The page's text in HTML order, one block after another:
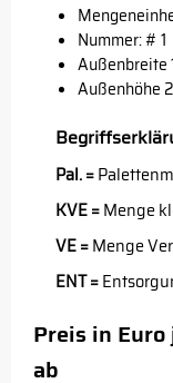
Nummer: # 1
Außenbreite
Außenhöhe
Pal. =
KVE =Menge
VE =Menge
ENT =
Preis in
ab